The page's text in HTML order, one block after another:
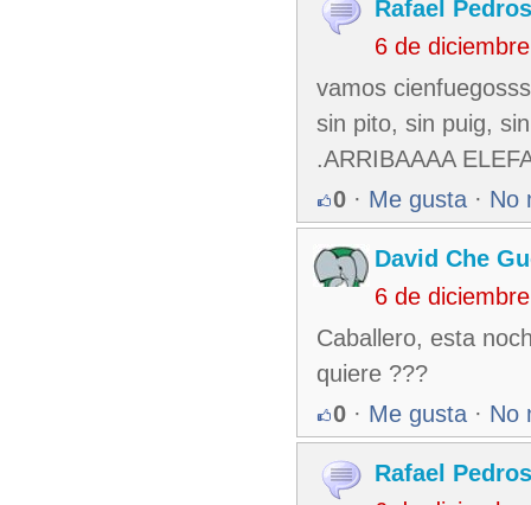
Rafael
6 de
vamos
sin pito, sin puig,
.ARRIBAAAA
0 · Me gusta · No
David Che
6 de
Caballero, esta
quiere ???
0 · Me gusta · No
Rafael